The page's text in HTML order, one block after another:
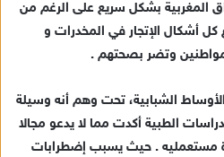
المغربية بشكل سريع على الرغم من
كل أشكال الإتجار في المخدرات و
وتضر بصحتهم .
الشبابية، تحت وهم أنه وسيلة
الطبية أكدت مما لا يدعو مجالا
مستعمليه . حيث يسبب إضطرابات